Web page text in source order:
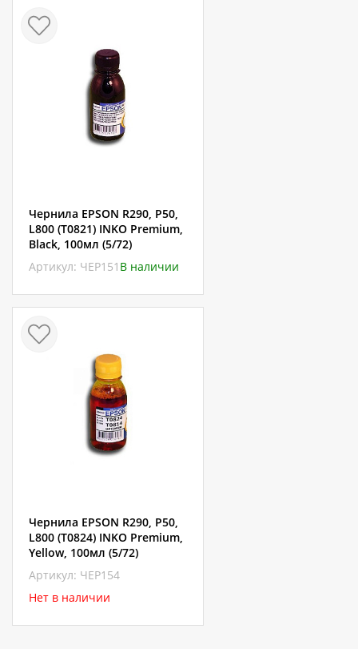
Чернила EPSON R290, P50,
L800 (T0821) INKO Premium,
Black, 100мл (5/72)
Артикул: ЧЕР151 В наличии
Чернила EPSON R290, P50,
L800 (T0824) INKO Premium,
Yellow, 100мл (5/72)
Артикул: ЧЕР154
Нет в наличии